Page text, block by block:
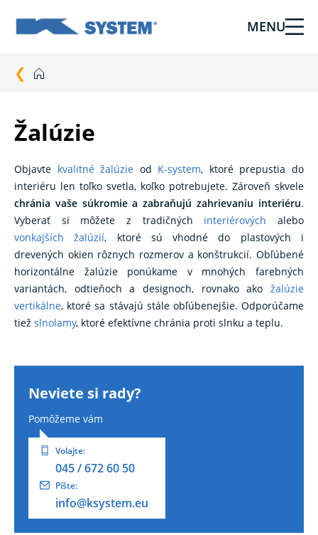
Tieniaca
pre
vašu
od
Ksystem
MENU
Žalúzie
Objavte kvalitné žalúzie od K-system, ktoré prepustia do
interiéru len toľko svetla, koľko potrebujete. Zároveň skvele
chránia vaše súkromie a zabraňujú zahrievaniu interiéru.
Vyberať si môžete z tradičných interiérových alebo
vonkajších žalúzií, ktoré sú vhodné do plastových i
drevených okien rôznych rozmerov a konštrukcií. Obľúbené
horizontálne žalúzie ponúkame v mnohých farebných
variantách, odtieňoch a designoch, rovnako ako žalúzie
vertikálne, ktoré sa stávajú stále obľúbenejšie. Odporúčame
tiež slnolamy, ktoré efektívne chránia proti slnku a teplu.
Neviete si rady?
Pomôžeme vám
Volajte:
045 / 672 60 50
Píšte:
info@ksystem.eu